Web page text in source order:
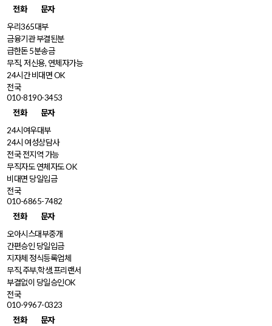
전화
문자
우리365대부
금융기관 부결된분
급한돈 5분송금
무직, 저신용, 연체자가능
24시간 비대면 OK
전국
010-8190-3453
전화
문자
24시여우대부
24시 여성상담사
전국 전지역 가능
무직자도 연체자도 OK
비대면 당일입금
전국
010-6865-7482
전화
문자
오아시스대부중개
간편승인 당일입금
지자체 정식등록업체
무직,주부,학생,프리랜서
부결없이 당일승인OK
전국
010-9967-0323
전화
문자